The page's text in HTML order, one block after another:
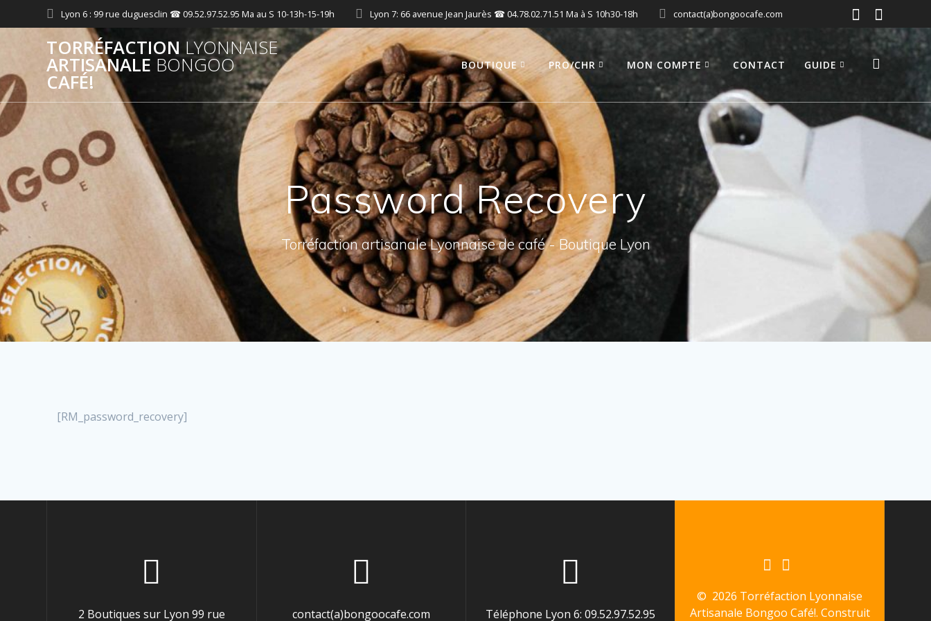
au
Lyon 6 : 99 rue duguesclin ☎ 09.52.97.52.95 Ma au S 10-13h-15-19h Lyon 7: 66 avenue Jean Jaurès ☎ 04.78.02.71.51 Ma à S 10h30-18h contact(a)bongoocafe.com
TORRÉFACTIONLYONNAISE
ARTISANALE BONGOO
CAFÉ!
BOUTIQUE PRO/CHR MON COMPTE CONTACT GUIDE
Password Recovery
Torréfaction artisanale Lyonnaise de café - Boutique Lyon
[RM_password_recovery]
2 Boutiques sur Lyon 99 rue contact(a)bongoocafe.com Téléphone Lyon 6: 09.52.97.52.95
© 2026 Torréfaction Lyonnaise
Artisanale Bongoo Café!. Construit